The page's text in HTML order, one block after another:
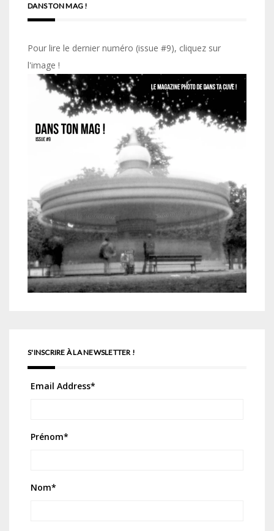
DANS TON MAG !
Pour lire le dernier numéro (issue #9), cliquez sur
l'image !
S'INSCRIRE À LA NEWSLETTER !
Email Address*
Prénom*
Nom*